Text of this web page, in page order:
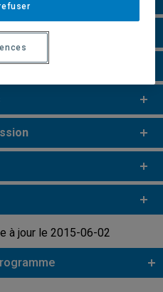
à jour le 2015-06-02